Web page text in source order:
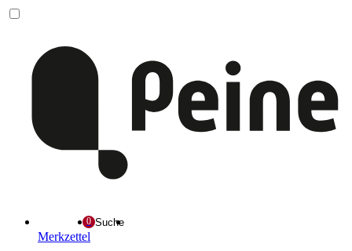
Merkzettel
Suche